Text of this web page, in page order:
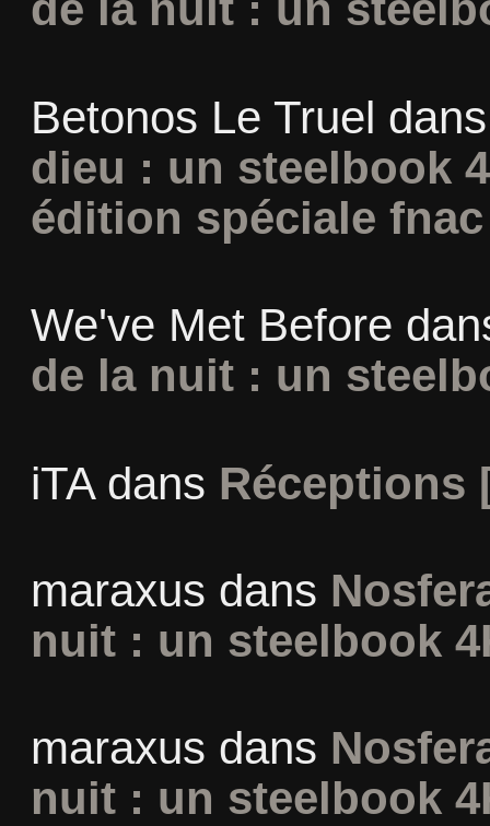
Betonos Le Truel
dieu : un steelbook
édition spéciale
We've Met Before
de la nuit : un
iTAdans Réceptions
maraxus dans
nuit : un steelbook
maraxus dans
nuit : un steelbook